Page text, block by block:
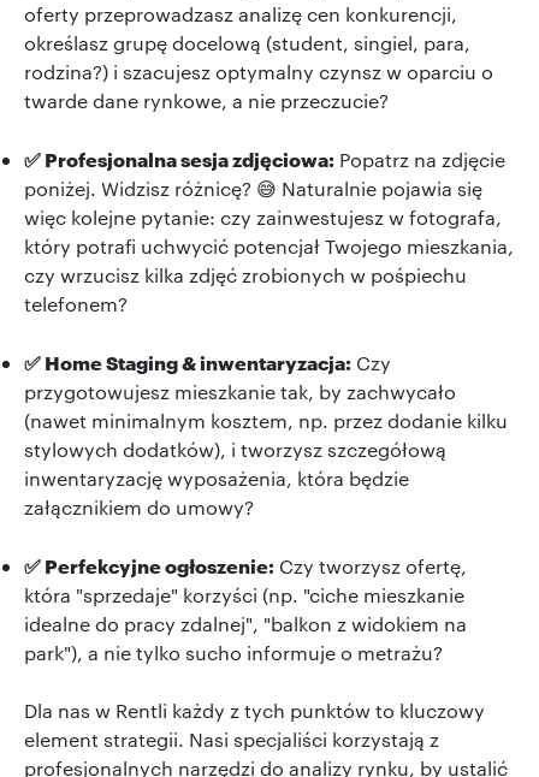
oferty przeprowadzasz analizę cen konkurencji,
określasz grupę docelową (student, singiel, para,
rodzina?) i szacujesz optymalny czynsz w oparciu o
twarde dane rynkowe, a nie przeczucie?
✅ Profesjonalna sesja zdjęciowa: Popatrz na zdjęcie
poniżej. Widzisz różnicę? 😅 Naturalnie pojawia się
więc kolejne pytanie: czy zainwestujesz w fotografa,
który potrafi uchwycić potencjał Twojego mieszkania,
czy wrzucisz kilka zdjęć zrobionych w pośpiechu
telefonem?
✅ Home Staging & inwentaryzacja: Czy
przygotowujesz mieszkanie tak, by zachwycało
(nawet minimalnym kosztem, np. przez dodanie kilku
stylowych dodatków), i tworzysz szczegółową
inwentaryzację wyposażenia, która będzie
załącznikiem do umowy?
✅ Perfekcyjne ogłoszenie: Czy tworzysz ofertę,
która "sprzedaje" korzyści (np. "ciche mieszkanie
idealne do pracy zdalnej", "balkon z widokiem na
park"), a nie tylko sucho informuje o metrażu?
Dla nas w Rentli każdy z tych punktów to kluczowy
element strategii. Nasi specjaliści korzystają z
profesjonalnych narzędzi do analizy rynku, by ustalić